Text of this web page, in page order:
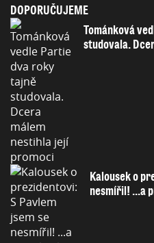
DOPORUČUJEME
Tománková
studovala.
Kalousek o
nesmířil! ...a